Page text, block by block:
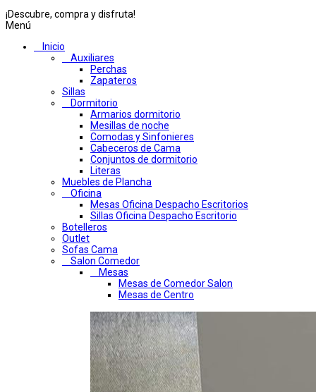
¡Descubre, compra y disfruta!
Menú
Inicio
Auxiliares
Perchas
Zapateros
Sillas
Dormitorio
Armarios dormitorio
Mesillas de noche
Comodas y Sinfonieres
Cabeceros de Cama
Conjuntos de dormitorio
Literas
Muebles de Plancha
Oficina
Mesas Oficina Despacho Escritorios
Sillas Oficina Despacho Escritorio
Botelleros
Outlet
Sofas Cama
Salon Comedor
Mesas
Mesas de Comedor Salon
Mesas de Centro